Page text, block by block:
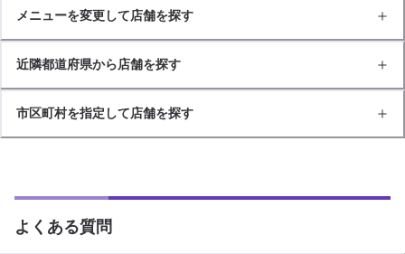
メニューを変更して店舗を探す
近隣都道府県から店舗を探す
市区町村を指定して店舗を探す
よくある質問